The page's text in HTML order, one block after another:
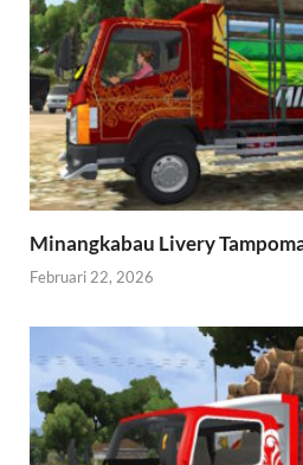
Minangkabau Livery
Februari 22, 2026